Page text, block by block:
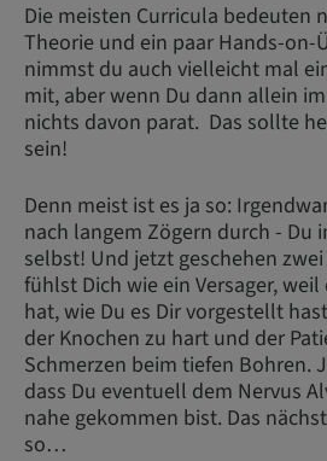
Die meisten Curricula bedeuten
Theorie und ein paar Hands-on-
nimmst du auch vielleicht mal
mit, aber wenn Du dann allein
nichts davon parat. Das sollte
sein!
Denn meist ist es ja so:
nach langem Zögern durch - Du
selbst! Und jetzt geschehen
fühlst Dich wie ein Versager,
hat, wie Du es Dir vorgestellt
der Knochen zu hart und der
Schmerzen beim tiefen Bohren.
dass Du eventuell dem Nervus
nahe gekommen bist. Das
so…